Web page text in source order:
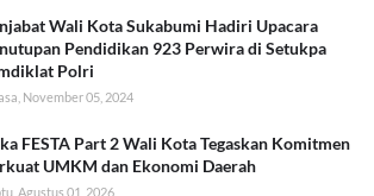
Wali Kota Sukabumi Hadiri Upacara
Pendidikan 923 Perwira di Setukpa
Polri
November 05, 2024
FESTA Part 2 Wali Kota Tegaskan Komitmen
UMKM dan Ekonomi Daerah
Agustus 01, 2026